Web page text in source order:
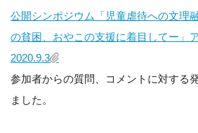
公開シンポジウム「児童虐待への文理
の貧困、おやこの支援に着目してー」
2020.9.3
参加者からの質問、コメントに対する
ました。